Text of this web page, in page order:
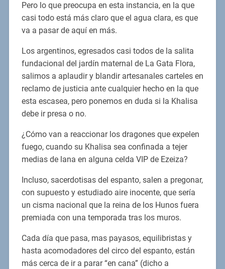
Pero lo que preocupa en esta instancia, en la que
casi todo está más claro que el agua clara, es que
va a pasar de aquí en más.
Los argentinos, egresados casi todos de la salita
fundacional del jardín maternal de La Gata Flora,
salimos a aplaudir y blandir artesanales carteles en
reclamo de justicia ante cualquier hecho en la que
esta escasea, pero ponemos en duda si la Khalisa
debe ir presa o no.
¿Cómo van a reaccionar los dragones que expelen
fuego, cuando su Khalisa sea confinada a tejer
medias de lana en alguna celda VIP de Ezeiza?
Incluso, sacerdotisas del espanto, salen a pregonar,
con supuesto y estudiado aire inocente, que sería
un cisma nacional que la reina de los Hunos fuera
premiada con una temporada tras los muros.
Cada día que pasa, mas payasos, equilibristas y
hasta acomodadores del circo del espanto, están
más cerca de ir a parar “en cana” (dicho a